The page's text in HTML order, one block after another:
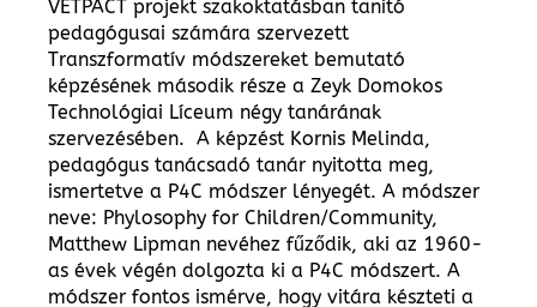
VETPACT projekt szakoktatásban tanitó
pedagógusai számára szervezett
Transzformatív módszereket bemutató
képzésének második része a Zeyk Domokos
Technológiai Líceum négy tanárának
szervezésében. A képzést Kornis Melinda,
pedagógus tanácsadó tanár nyitotta meg,
ismertetve a P4C módszer lényegét. A módszer
neve: Phylosophy for Children/Community,
Matthew Lipman nevéhez fűződik, aki az 1960-
as évek végén dolgozta ki a P4C módszert. A
módszer fontos ismérve, hogy vitára készteti a